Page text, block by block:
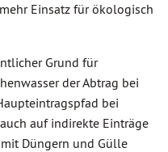
Einsatz für ökologisch
Grund für
der Abtrag bei
bei
auf indirekte Einträge
Düngern und Gülle